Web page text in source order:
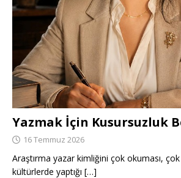
Yazmak İçin Kusursuzluk
16 Temmuz 2026
Araştırma yazar kimliğini çok okuması,
kültürlerde yaptığı […]